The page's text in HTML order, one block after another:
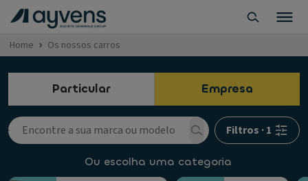
Home Os nossos carros
Particular Empresa
Filtros ·1
Ou escolha uma categoria